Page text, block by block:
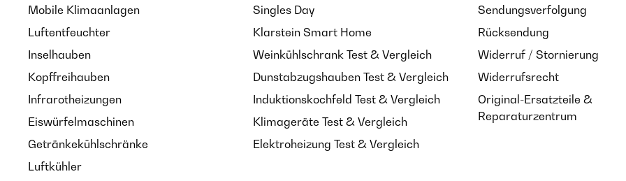
Mobile Klimaanlagen
Luftentfeuchter
Inselhauben
Kopffreihauben
Infrarotheizungen
Eiswürfelmaschinen
Getränkekühlschränke
Luftkühler
Singles Day
Klarstein Smart Home
Weinkühlschrank Test & Vergleich
Dunstabzugshauben Test & Vergleich
Induktionskochfeld Test & Vergleich
Klimageräte Test & Vergleich
Elektroheizung Test & Vergleich
Sendungsverfolgung
Rücksendung
Widerruf / Stornierung
Widerrufsrecht
Original-Ersatzteile &
Reparaturzentrum